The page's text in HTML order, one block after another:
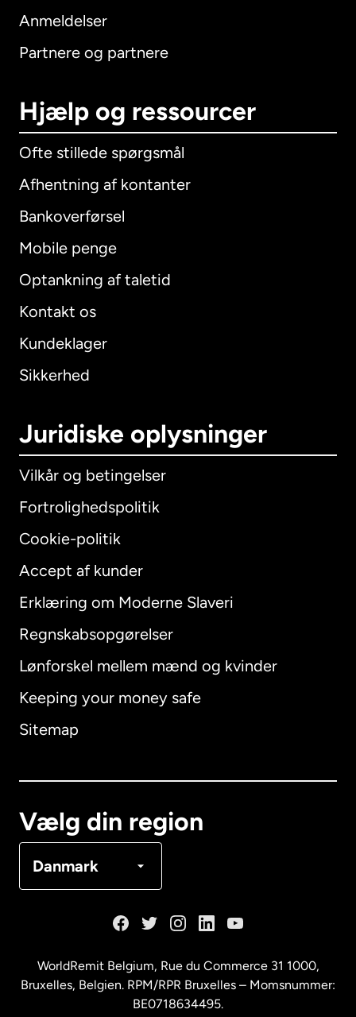
Anmeldelser
Partnere og partnere
Hjælp og ressourcer
Ofte stillede spørgsmål
Afhentning af kontanter
Bankoverførsel
Mobile penge
Optankning af taletid
Kontakt os
Kundeklager
Sikkerhed
Juridiske oplysninger
Vilkår og betingelser
Fortrolighedspolitik
Cookie-politik
Accept af kunder
Erklæring om Moderne Slaveri
Regnskabsopgørelser
Lønforskel mellem mænd og kvinder
Keeping your money safe
Sitemap
Vælg din region
Danmark
International English
Australien
Malaysia
WorldRemit Belgium, Rue du Commerce 31 1000,
Bruxelles, Belgien. RPM/RPR Bruxelles – Momsnummer:
BE0718634495.